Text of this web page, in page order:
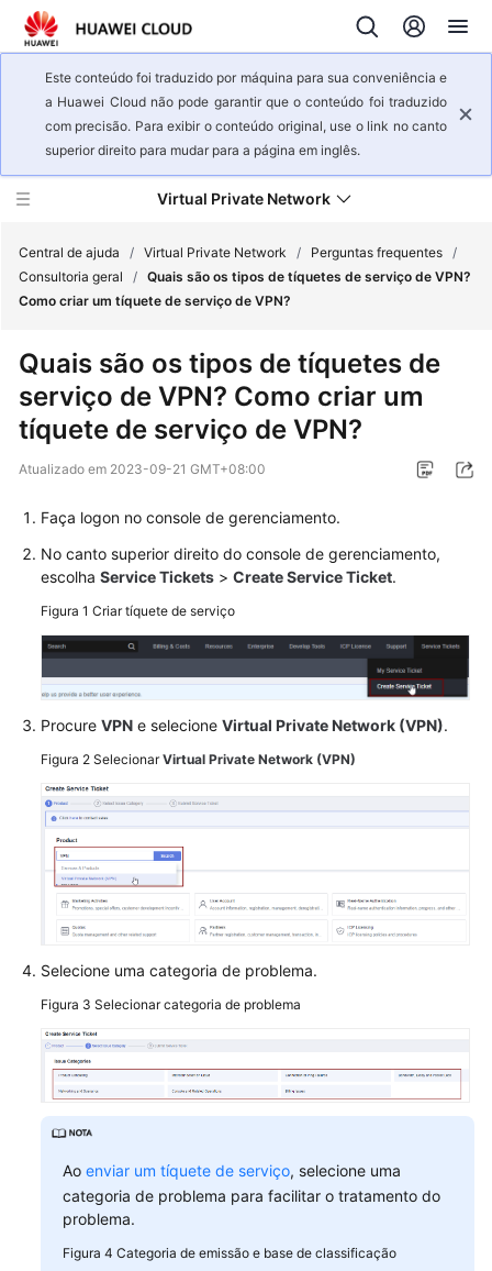
Este conteúdo foi traduzido por máquina para sua conveniência e
a Huawei Cloud não pode garantir que o conteúdo foi traduzido
com precisão. Para exibir o conteúdo original, use o link no canto
superior direito para mudar para a página em inglês.
Virtual Private Network
de
serviço
Primeiros
passos
Guia
de
usuário
Perguntas
frequentes
Perguntas
populares
Consultoria
geral
Rede
e
cenários
de
aplicação
e
pagamentos
Operações
no
console
Negociação
e
de
Central de ajuda / Virtual Private Network / Perguntas frequentes /
Consultoria geral
/ Quais são os tipos de tíquetes de serviço de VPN?
Como criar um tíquete de serviço de VPN?
Quais são os tipos de tíquetes de
serviço de VPN? Como criar um
tíquete de serviço de VPN?
Atualizado em 2023-09-21 GMT+08:00
Faça logon no console de gerenciamento.
No canto superior direito do console de gerenciamento,
escolha Service Tickets > Create Service Ticket.
Figura 1 Criar tíquete de serviço
Procure VPN e selecione Virtual Private Network (VPN).
Figura 2 SelecionarVirtual Private Network (VPN)
Selecione uma categoria de problema.
Figura 3 Selecionar categoria de problema
Ao enviar um tíquete de serviço, selecione uma
categoria de problema para facilitar o tratamento do
problema.
Figura 4 Categoria de emissão e base de classificação